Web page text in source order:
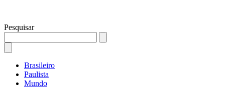
Pesquisar
Brasileiro
Paulista
Mundo